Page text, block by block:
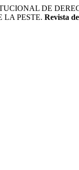
DE
LA PESTE. Revista